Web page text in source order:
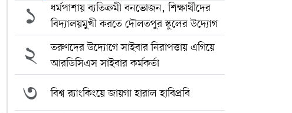
১
ধর্মপাশায় ব্যতিক্রমী বনভোজন, শিক্ষার্থীদের
বিদ্যালয়মুখী করতে দৌলতপুর স্কুলের উদ্যোগ
২
তরুণদের উদ্যোগে সাইবার নিরাপত্তায় এগিয়ে
আরডিসিএস সাইবার কর্মকর্তা
৩ বিশ্ব র‍্যাংকিংয়ে জায়গা হারাল হাবিপ্রবি